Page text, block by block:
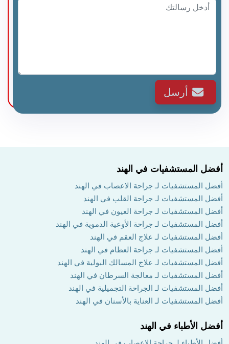
أرسل
أفضل المستشفيات في الهند
أفضل المستشفيات لـ جراحة الاعصاب في الهند
أفضل المستشفيات لـ جراحة القلب في الهند
أفضل المستشفيات لـ جراحة العيون في الهند
أفضل المستشفيات لـ جراحة الأوعية الدموية في الهند
أفضل المستشفيات لـ علاج العقم في الهند
أفضل المستشفيات لـ جراحة العظام في الهند
أفضل المستشفيات لـ علاج المسالك البولية في الهند
أفضل المستشفيات لـ معالجة السرطان في الهند
أفضل المستشفيات لـ الجراحة التجميلية في الهند
أفضل المستشفيات لـ العناية بالأسنان في الهند
أفضل الأطباء في الهند